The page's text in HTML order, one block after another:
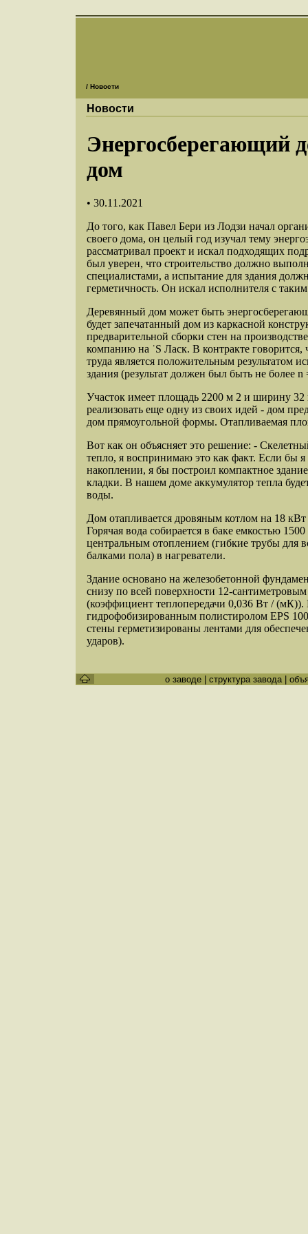
/ Новости
Новости
Энергосберегающий
дом
• 30.11.2021
До того, как Павел Бери из Лодзи начал
своего дома, он целый год изучал тему
рассматривал проект и искал подходящих
был уверен, что строительство должно
специалистами, а испытание для здания
герметичность. Он искал исполнителя с
Деревянный дом может быть
будет запечатанный дом из каркасной
предварительной сборки стен на
компанию на ˙S Ласк. В контракте
труда является положительным результатом
здания (результат должен был быть не более n
Участок имеет площадь 2200 м 2 и ширину
реализовать еще одну из своих идей - дом
дом прямоугольной формы. Отапливаемая
Вот как он объясняет это решение: -
тепло, я воспринимаю это как факт. Если бы я
накоплении, я бы построил компактное
кладки. В нашем доме аккумулятор тепла
воды.
Дом отапливается дровяным котлом на 18
Горячая вода собирается в баке емкостью
центральным отоплением (гибкие трубы для
балками пола) в нагреватели.
Здание основано на железобетонной
снизу по всей поверхности 12-
(коэффициент теплопередачи 0,036 Вт / (мК)).
гидрофобизированным полистиролом EPS
стены герметизированы лентами для
ударов).
о заводе структура завода